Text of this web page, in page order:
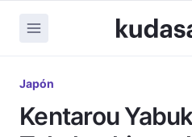
Japón
Kentarou